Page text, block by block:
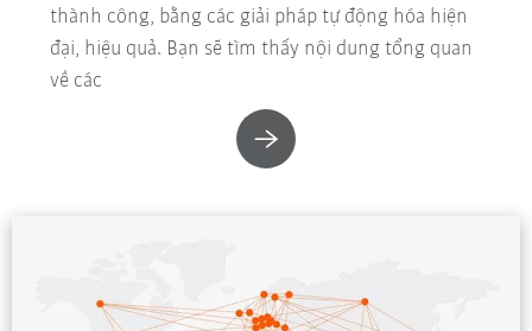
thành công, bằng các giải pháp tự động hóa hiện
đại, hiệu quả. Bạn sẽ tìm thấy nội dung tổng quan
về các